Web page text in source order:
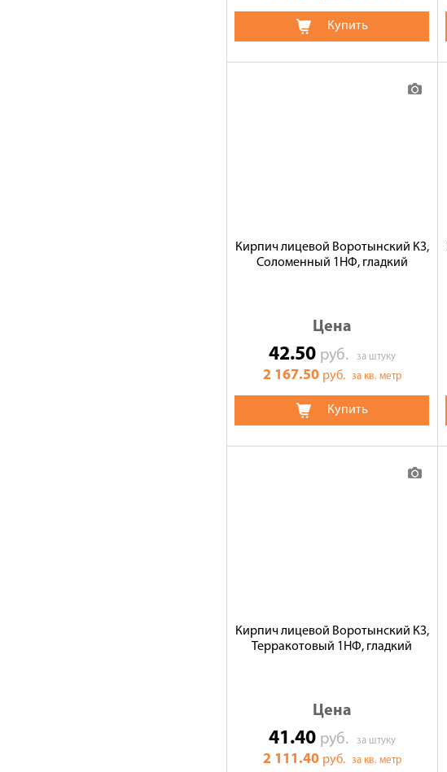
Купить
Кирпич лицевой Воротынский КЗ,
Соломенный 1НФ, гладкий
Цена
42.50 руб. за штуку
2 167.50 руб. за кв. метр
Купить
Кирпич лицевой Воротынский КЗ,
Терракотовый 1НФ, гладкий
Цена
41.40 руб. за штуку
2 111.40 руб. за кв. метр